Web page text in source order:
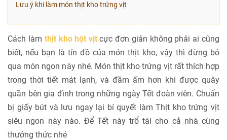
Lưu ý khi làm món thịt kho trứng vịt
Cách làm thịt kho hột vịt cực đơn giản không phải ai cũng
biết, nếu bạn là tín đồ của món thịt kho, vậy thì đừng bỏ
qua món ngon này nhé. Món thịt kho trứng vịt rất thích hợp
trong thời tiết mát lạnh, và đầm ấm hơn khi được quây
quần bên gia đình trong những ngày Tết đoàn viên. Chuẩn
bị giấy bút và lưu ngay lại bí quyết làm Thịt kho trứng vịt
siêu ngon này nào. Để Tết này trổ tài cho cả nhà cùng
thưởng thức nhé